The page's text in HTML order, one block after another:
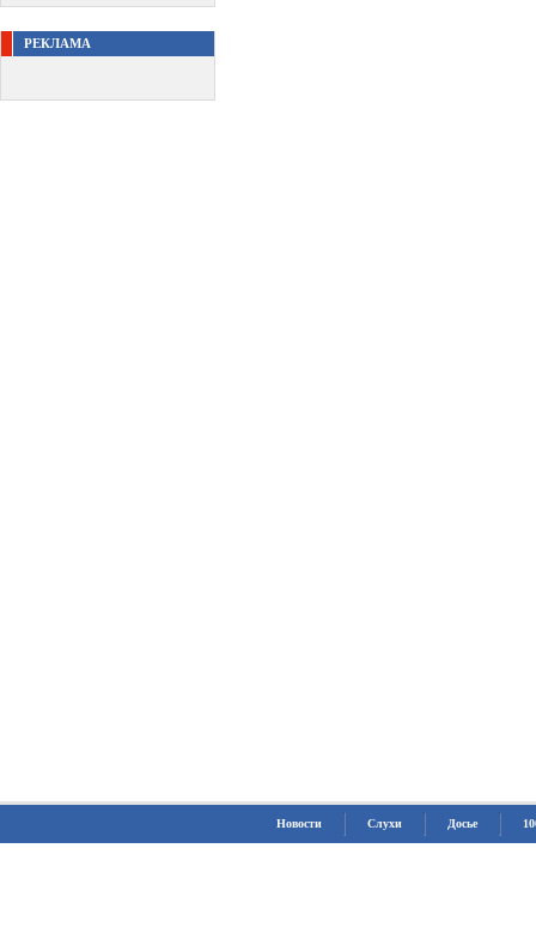
РЕКЛАМА
Новости Слухи Досье